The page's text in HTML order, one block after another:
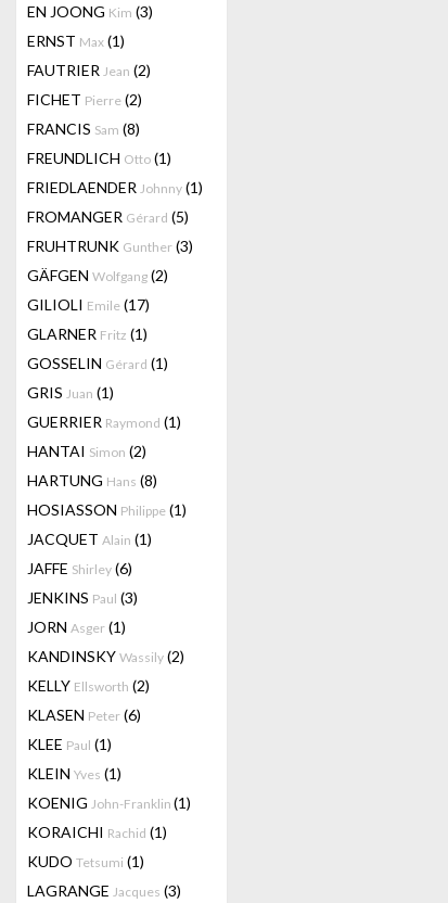
EN JOONG Kim (3)
ERNST Max (1)
FAUTRIER Jean (2)
FICHET Pierre (2)
FRANCIS Sam (8)
FREUNDLICH Otto (1)
FRIEDLAENDER Johnny (1)
FROMANGER Gérard (5)
FRUHTRUNK Gunther (3)
GÄFGEN Wolfgang (2)
GILIOLI Emile (17)
GLARNER Fritz (1)
GOSSELIN Gérard (1)
GRIS Juan (1)
GUERRIER Raymond (1)
HANTAI Simon (2)
HARTUNG Hans (8)
HOSIASSON Philippe (1)
JACQUET Alain (1)
JAFFE Shirley (6)
JENKINS Paul (3)
JORN Asger (1)
KANDINSKY Wassily (2)
KELLY Ellsworth (2)
KLASEN Peter (6)
KLEE Paul (1)
KLEIN Yves (1)
KOENIG John-Franklin (1)
KORAICHI Rachid (1)
KUDO Tetsumi (1)
LAGRANGE Jacques (3)